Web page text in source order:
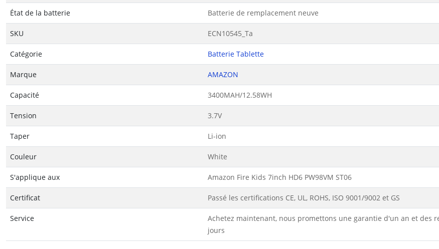
État de la batterie Batterie de remplacement neuve
SKU ECN10545_Ta
Catégorie Batterie Tablette
Marque AMAZON
Capacité 3400MAH/12.58WH
Tension 3.7V
Taper Li-ion
Couleur White
S'applique aux Amazon Fire Kids 7inch HD6 PW98VM ST06
Certificat Passé les certifications CE, UL, ROHS, ISO 9001/9002 et GS
Service
Achetez maintenant, nous promettons une garantie d'un an et des
jours